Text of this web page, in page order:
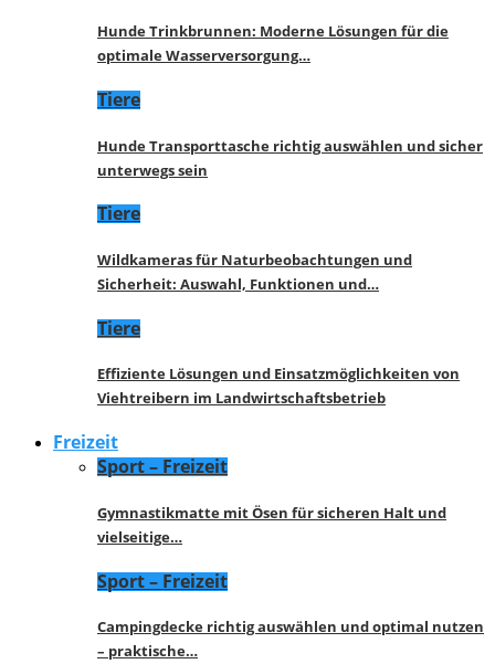
Hunde Trinkbrunnen: Moderne Lösungen für die
optimale Wasserversorgung…
Tiere
Hunde Transporttasche richtig auswählen und sicher
unterwegs sein
Tiere
Wildkameras für Naturbeobachtungen und
Sicherheit: Auswahl, Funktionen und…
Tiere
Effiziente Lösungen und Einsatzmöglichkeiten von
Viehtreibern im Landwirtschaftsbetrieb
Freizeit
Sport – Freizeit
Gymnastikmatte mit Ösen für sicheren Halt und
vielseitige…
Sport – Freizeit
Campingdecke richtig auswählen und optimal nutzen
– praktische…